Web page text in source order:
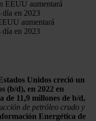
aumentará
día en 2023
Unidos creció un
(b/d), en 2022 en
de 11,9 millones de b/d,
de petróleo crudo y
Energética de